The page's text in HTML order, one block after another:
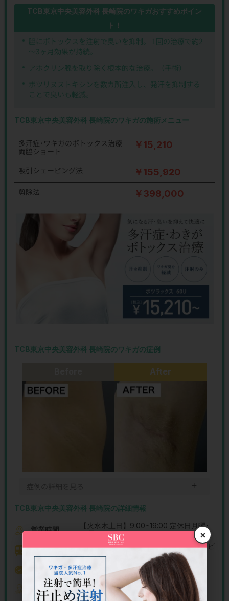
TCB東京中央美容外科 長崎院のワキガおすすめポイン
ト！
脇にボトックスを注射で臭いを抑制。 1回の治療で約2
～3ヶ月効果が持続。
アポクリン腺を取り除く根本的な治療。（手術）
ボツリヌストキシンを数カ所注入し、発汗を抑制する
ことで臭いも軽減。
TCB東京中央美容外科 長崎院のワキガの施術メニュー
多汗症･ワキガのボトックス治療
両脇ショート
￥15,210
吸引シェービング法 ￥155,920
剪除法 ￥398,000
TCB東京中央美容外科 長崎院のワキガの症例
After
＋
TCB東京中央美容外科 長崎院の詳細情報
営業時間
【火水木土日】9:00~19:00 定休日月曜･
金曜
住所
長崎県長崎市大黒町１４−５ ニュー長崎ビ
ルディング 2F ホテルニュー長崎 2F
アクセス
JR長崎駅から5分
TCB東京中央美容外科 長崎院の院長
仲西 一紘 医師
×